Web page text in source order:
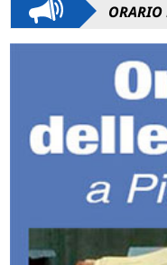
ORARIO